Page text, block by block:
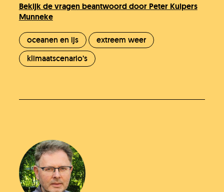
Bekijk de vragen beantwoord door Peter Kuipers
Munneke
oceanen en ijs
extreem weer
klimaatscenario’s